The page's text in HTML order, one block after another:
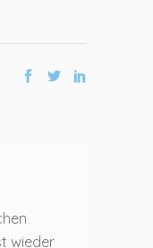
wieder